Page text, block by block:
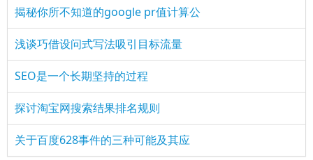
揭秘你所不知道的google pr值计算公
浅谈巧借设问式写法吸引目标流量
SEO是一个长期坚持的过程
探讨淘宝网搜索结果排名规则
关于百度628事件的三种可能及其应